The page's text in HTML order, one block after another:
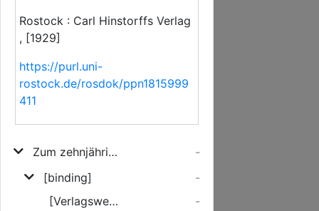
Rostock : Carl Hinstorffs Verlag
, [1929]
https://purl.uni-
rostock.de/rosdok/ppn1815999
411
Zum zehnjährigen Gedenktage von Versailles
-
[binding]
-
[Verlagswerbung]
-